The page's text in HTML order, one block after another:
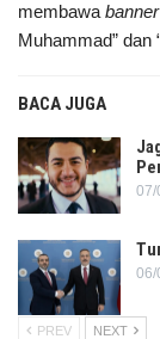
membawa banner
Muhammad” dan
BACA JUGA
07/
06/
PREV NEXT